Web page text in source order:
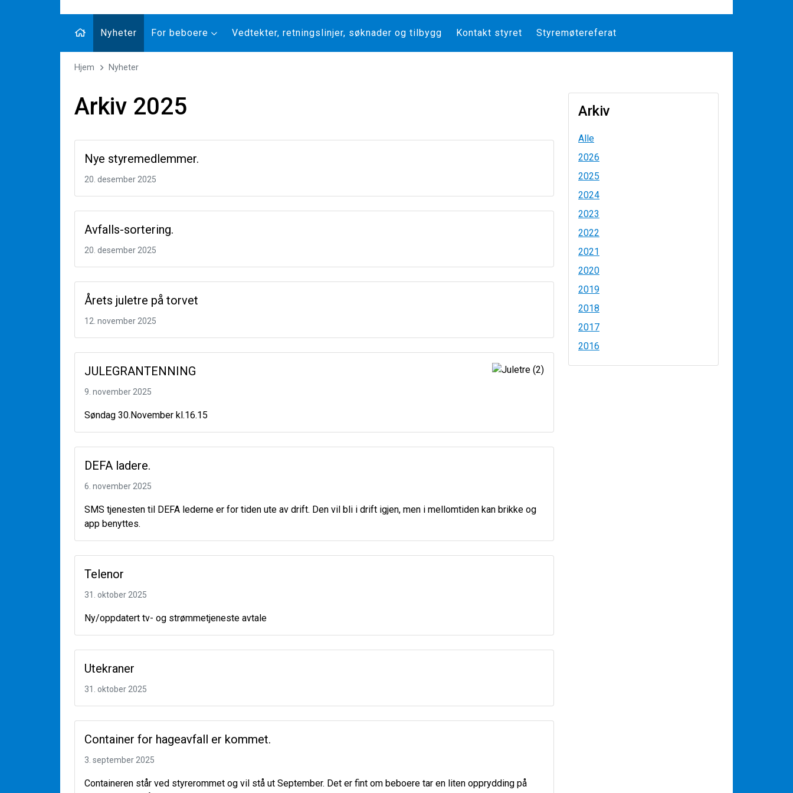
Nyheter For beboere Vedtekter, retningslinjer, søknader og tilbygg Kontakt styret Styremøtereferat
Hjem Nyheter
Arkiv 2025
Nye styremedlemmer.
20. desember 2025
Avfalls-sortering.
20. desember 2025
Årets juletre på torvet
12. november 2025
JULEGRANTENNING
9. november 2025
Søndag 30.November kl.16.15
DEFA ladere.
6. november 2025
SMS tjenesten til DEFA lederne er for tiden ute av drift. Den vil bli i drift igjen, men i mellomtiden kan brikke og
app benyttes.
Telenor
31. oktober 2025
Ny/oppdatert tv- og strømmetjeneste avtale
Utekraner
31. oktober 2025
Container for hageavfall er kommet.
3. september 2025
Containeren står ved styrerommet og vil stå ut September. Det er fint om beboere tar en liten opprydding på
Arkiv
Alle
2026
2025
2024
2023
2022
2021
2020
2019
2018
2017
2016